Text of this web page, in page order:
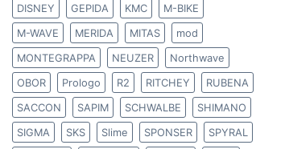
DISNEY
GEPIDA KMC
M-BIKE
M-WAVE
MERIDA MITAS
mod
MONTEGRAPPA
NEUZER
Northwave
OBOR
Prologo R2 RITCHEY
RUBENA
SACCON
SAPIM SCHWALBE
SHIMANO
SIGMA
SKS Slime SPONSER
SPYRAL